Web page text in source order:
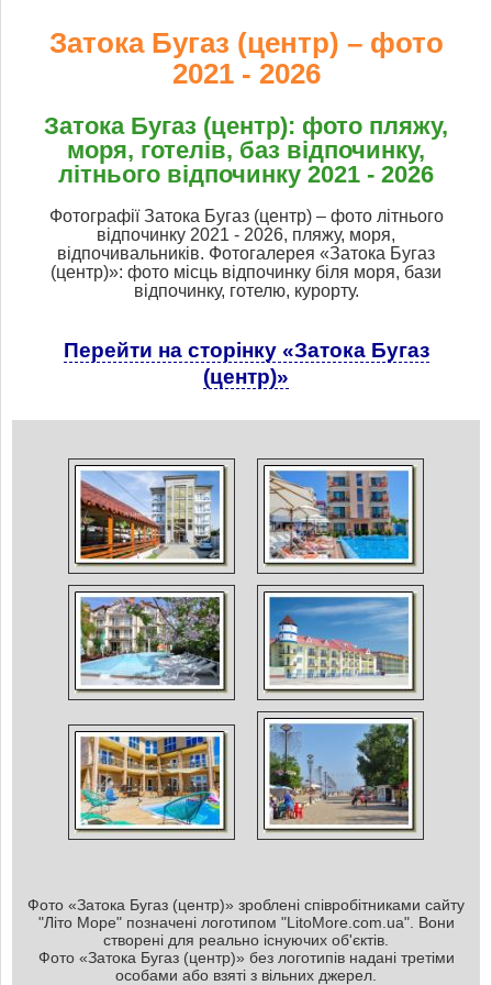
Затока Бугаз (центр) – фото
2021 - 2026
Затока Бугаз (центр): фото пляжу,
моря, готелів, баз відпочинку,
літнього відпочинку 2021 - 2026
Фотографії Затока Бугаз (центр) – фото літнього
відпочинку 2021 - 2026, пляжу, моря,
відпочивальників. Фотогалерея «Затока Бугаз
(центр)»: фото місць відпочинку біля моря, бази
відпочинку, готелю, курорту.
Перейти на сторінку «Затока Бугаз
(центр)»
Фото «Затока Бугаз (центр)» зроблені співробітниками сайту
"Літо Море" позначені логотипом "LitoMore.com.ua". Вони
створені для реально існуючих об'єктів.
Фото «Затока Бугаз (центр)» без логотипів надані третіми
особами або взяті з вільних джерел.